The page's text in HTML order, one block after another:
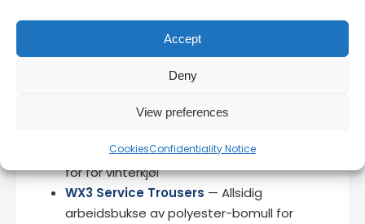
Accept
Deny
View preferences
CookiesConfidentiality Notice
innen 1–3 virkedager.
— CE-sertifisert arbeidsbukse med vatert
fôr for vinterkjøl
WX3 Service Trousers — Allsidig
arbeidsbukse av polyester-bomull for